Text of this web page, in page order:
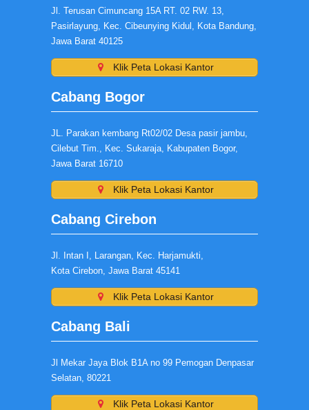
Jl. Terusan Cimuncang 15A RT. 02 RW. 13,
Pasirlayung, Kec. Cibeunying Kidul, Kota Bandung,
Jawa Barat 40125
Klik Peta Lokasi Kantor
Cabang Bogor
JL. Parakan kembang Rt02/02 Desa pasir jambu,
Cilebut Tim., Kec. Sukaraja, Kabupaten Bogor,
Jawa Barat 16710
Klik Peta Lokasi Kantor
Cabang Cirebon
Jl. Intan I, Larangan, Kec. Harjamukti,
Kota Cirebon, Jawa Barat 45141
Klik Peta Lokasi Kantor
Cabang Bali
Jl Mekar Jaya Blok B1A no 99 Pemogan Denpasar
Selatan, 80221
Klik Peta Lokasi Kantor